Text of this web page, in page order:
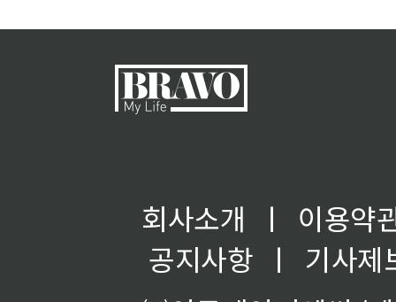
회사소개 ㅣ
이용약
공지사항
ㅣ
기사제